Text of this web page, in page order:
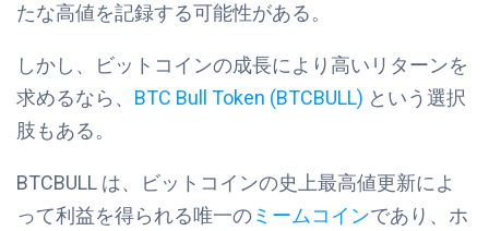
たな高値を記録する可能性がある。
しかし、ビットコインの成長により高いリターンを
求めるなら、 BTC Bull Token (BTCBULL) という選択
肢もある。
BTCBULL は、ビットコインの史上最高値更新によ
って利益を得られる唯一のミームコインであり、ホ